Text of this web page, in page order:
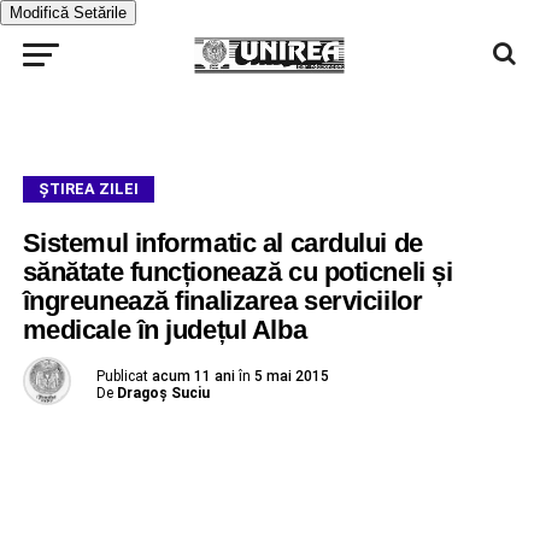
Modifică Setările
ŞTIREA ZILEI
Sistemul informatic al cardului de
sănătate funcționează cu poticneli și
îngreunează finalizarea serviciilor
medicale în județul Alba
Publicat acum 11 ani în 5 mai 2015
De Dragoş Suciu